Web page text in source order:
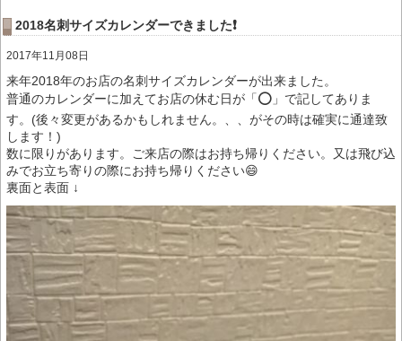
2018名刺サイズカレンダーできました❗️
2017年11月08日
来年2018年のお店の名刺サイズカレンダーが出来ました。
普通のカレンダーに加えてお店の休む日が「⭕️」で記してありま
す。(後々変更があるかもしれません。、、がその時は確実に通達致
します！)
数に限りがあります。ご来店の際はお持ち帰りください。又は飛び込
みでお立ち寄りの際にお持ち帰りください😄
裏面と表面 ↓